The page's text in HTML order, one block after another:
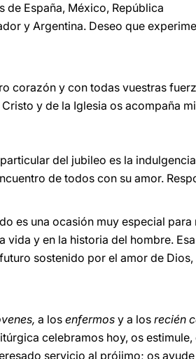
de España, México, República
y Argentina. Deseo que
corazón y con todas vuestras
y de la Iglesia os acompaña
del jubileo es la
de todos con su amor.
es una ocasión muy especial
vida y en la historia del hombre.
sostenido por el amor de
a los enfermos y a los recién
celebramos hoy, os
servicio al prójimo; os